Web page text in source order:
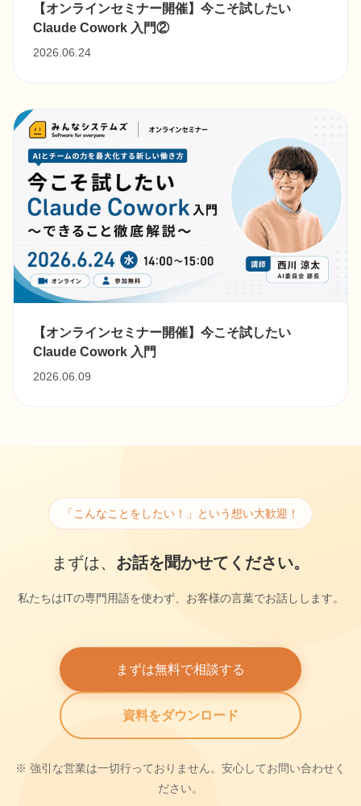
【オンラインセミナー開催】今こそ試したい
Claude Cowork ⼊⾨②
2026.06.24
【オンラインセミナー開催】今こそ試したい
Claude Cowork ⼊⾨
2026.06.09
「こんなことをしたい！」という想い大歓迎！
まずは、 お話を聞かせてください。
私たちはITの専門用語を使わず、お客様の言葉でお話しします。
まずは無料で相談する
資料をダウンロード
※ 強引な営業は一切行っておりません。安心してお問い合わせく
ださい。